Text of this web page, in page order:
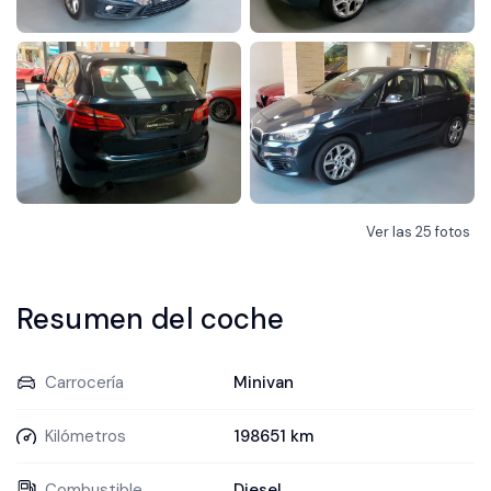
Ver las 25fotos
Resumen del coche
Carrocería Minivan
Kilómetros 198651 km